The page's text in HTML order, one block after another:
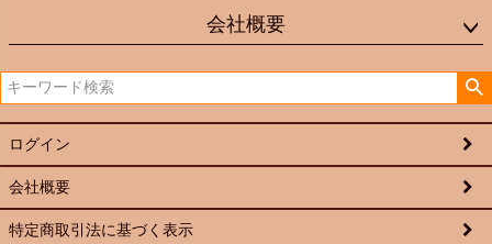
会社概要
ログイン
会社概要
特定商取引法に基づく表示